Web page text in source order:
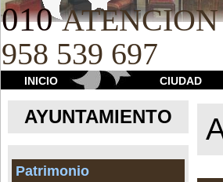
010
958 539 697
INICIO CIUDAD
AYUNTAMIENTO
Patrimonio